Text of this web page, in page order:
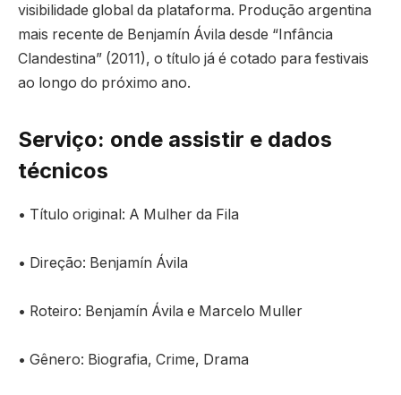
visibilidade global da plataforma. Produção argentina
mais recente de Benjamín Ávila desde “Infância
Clandestina” (2011), o título já é cotado para festivais
ao longo do próximo ano.
Serviço: onde assistir e dados
técnicos
• Título original: A Mulher da Fila
• Direção: Benjamín Ávila
• Roteiro: Benjamín Ávila e Marcelo Muller
• Gênero: Biografia, Crime, Drama